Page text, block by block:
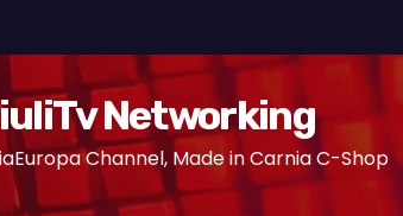
Networking
Channel, Made in Carnia C-Shop